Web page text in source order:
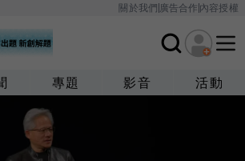
關於我們廣告合作內容授權
專題 影音 活動